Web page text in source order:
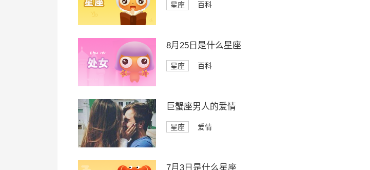
星座 百科
8月25日是什么星座
星座 百科
巨蟹座男人的爱情
星座 爱情
7月3日是什么星座